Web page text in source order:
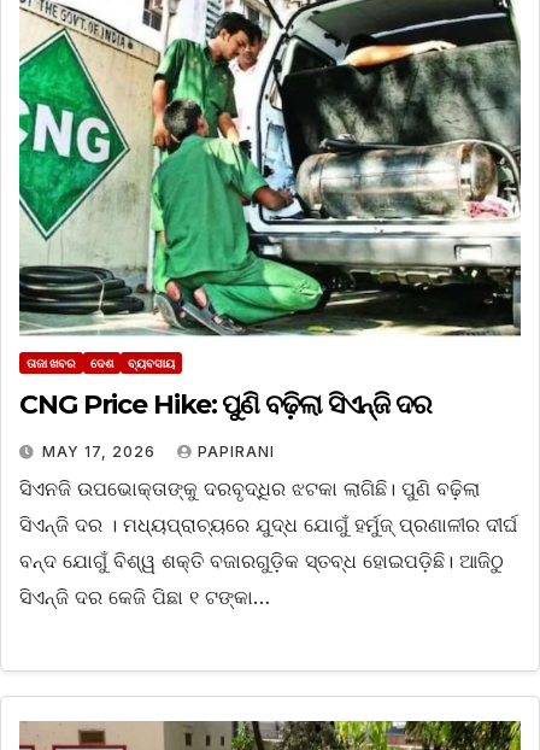
ତାଜା ଖବର ଦେଶ ବ୍ୟବସାୟ
CNG Price Hike: ପୁଣି ବଢ଼ିଲା ସିଏନ୍‌ଜି ଦର
MAY 17, 2026 PAPIRANI
ସିଏନଜି ଉପଭୋକ୍ତାଙ୍କୁ ଦରବୃଦ୍ଧିର ଝଟକା ଲାଗିଛି। ପୁଣି ବଢ଼ିଲା
ସିଏନ୍‌ଜି ଦର । ମଧ୍ୟପ୍ରାଚ୍ୟରେ ଯୁଦ୍ଧ ଯୋଗୁଁ ହର୍ମୁଜ୍ ପ୍ରଣାଳୀର ଦୀର୍ଘ
ବନ୍ଦ ଯୋଗୁଁ ବିଶ୍ୱ ଶକ୍ତି ବଜାରଗୁଡ଼ିକ ସ୍ତବ୍ଧ ହୋଇପଡ଼ିଛି। ଆଜିଠୁ
ସିଏନ୍‌ଜି ଦର କେଜି ପିଛା ୧ ଟଙ୍କା…